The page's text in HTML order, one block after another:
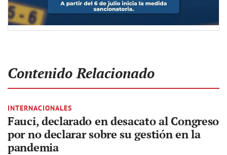
Contenido Relacionado
INTERNACIONALES
Fauci, declarado en desacato al Congreso
por no declarar sobre su gestión en la
pandemia